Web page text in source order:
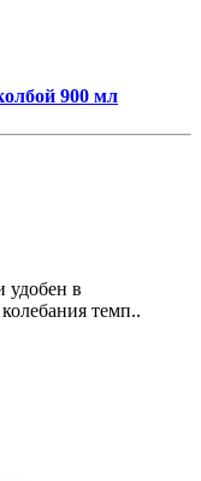
900 мл
удобен в
темп..